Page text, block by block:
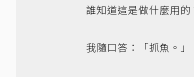
誰知道這是做什麼用的
我隨口答：「抓魚。」